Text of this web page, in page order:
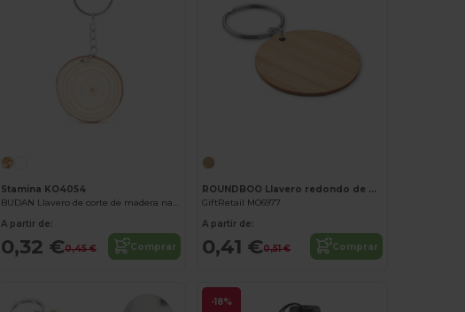
Stamina KO4054
A partir de:
0,32 €0,45 € Comprar
ROUNDBOO Llavero redondo de bambú
GiftRetail MO6977
A partir de:
0,41 €0,51 € Comprar
-18%